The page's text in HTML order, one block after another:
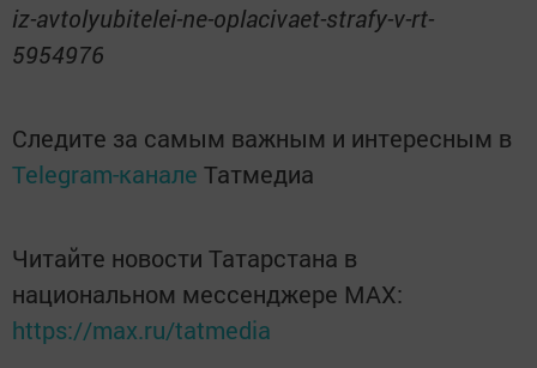
iz-avtolyubitelei-ne-oplacivaet-strafy-v-rt-
5954976
Следите за самым важным и интересным в
Telegram-канале Татмедиа
Читайте новости Татарстана в
национальном мессенджере MАХ:
https://max.ru/tatmedia